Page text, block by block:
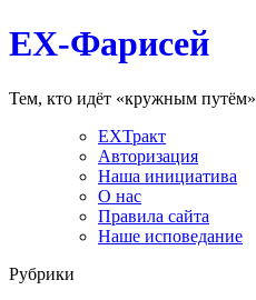
EX-Фарисей
Тем, кто идёт «кружным путём»
EXТракт
Авторизация
Наша инициатива
О нас
Правила сайта
Наше исповедание
Рубрики